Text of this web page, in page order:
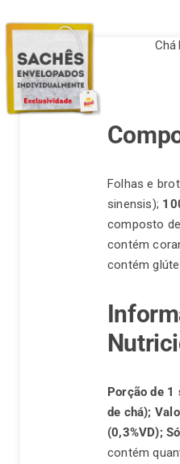
Chá
Folhas e
sinensis);
composto
contém
contém
Porção de
de chá);
(0,3%VD);
contém